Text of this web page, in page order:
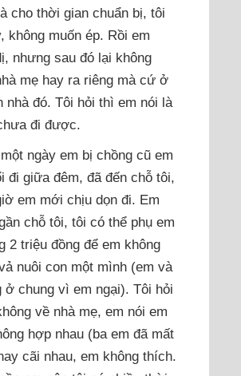
cho thời gian chuẩn bị, tôi
không muốn ép. Rồi em
nhưng sau đó lại không
mẹ hay ra riêng mà cứ ở
nhà đó. Tôi hỏi thì em nói là
đi được.
ngày em bị chồng cũ em
đi giữa đêm, đã đến chỗ tôi,
em mới chịu dọn đi. Em
chỗ tôi, tôi có thể phụ em
2 triệu đồng để em không
nuôi con một mình (em và
ở chung vì em ngại). Tôi hỏi
về nhà mẹ, em nói em
hợp nhau (ba em đã mất
cãi nhau, em không thích.